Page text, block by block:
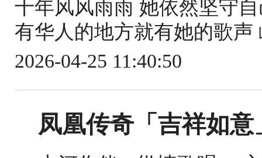
十年风风雨雨 她依然坚守
有华人的地方就有她的歌
2026-04-25 11:40:50
凤凰传奇「吉祥如